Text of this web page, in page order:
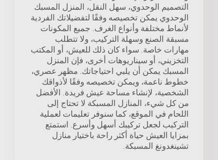
التصميم الوحدوي، سهل النقل، المنزل المسبك
الوحدوي يمكن تخصيصه وفقًا لتفضيلاتك الفردية
لأنماط مختلفة وأنواع الغرف. جميع المكونات
مسبقة الصنع وسهلة التركيب، ولا تتطلب
مهارات خاصة. سواء كان ذلك للعيش، أو المكتب
التخزيني، أو سيناريوهات أخرى، فإن المنزل
المسبك يمكن أن يلبي احتياجاتك. مظهر عصري،
خطوط ناعمة، ويمكن تخصيصه وفقًا لأذواقك
الشخصية، لإنشاء مساحة عيش فريدة. الأفضل
من كل شيء، المنازل المسبكة لا تحتاج إلى
اللحام في الموقع، كما سنوفر تعليمات لعملية
التركيب لجعل تركيبك أسهل وأسرع. استمتع
بمزايا العيش حياة أكثر راحة باختيار منازل
تشينغدونغ المسبكة.